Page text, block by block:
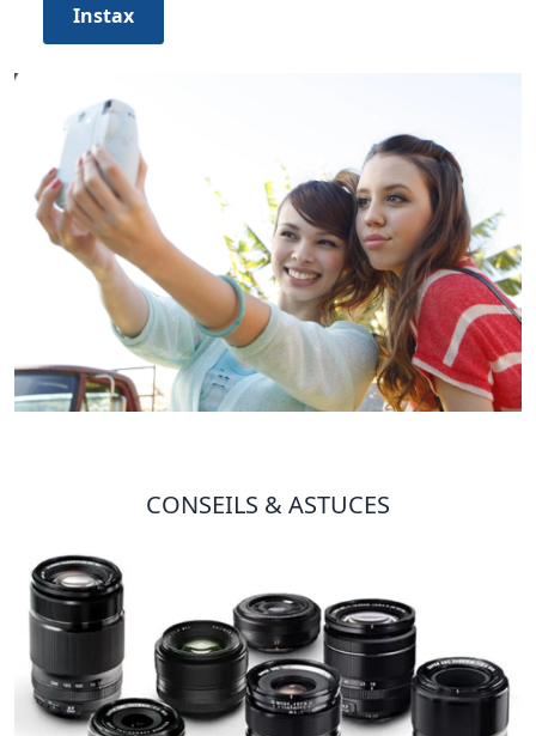
Instax
CONSEILS & ASTUCES